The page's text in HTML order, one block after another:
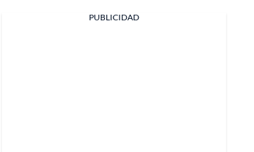
PUBLICIDAD